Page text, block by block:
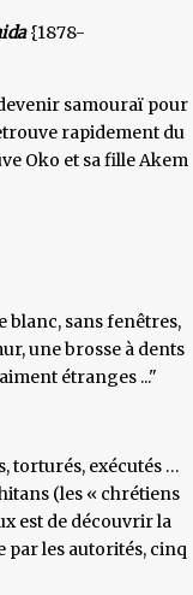
{1878-
samouraï pour
rapidement du
Oko et sa fille Akem
blanc, sans fenêtres,
une brosse à dents
étranges ..."
torturés, exécutés …
(les « chrétiens
est de découvrir la
par les autorités, cinq